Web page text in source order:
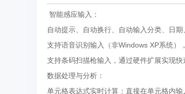
智能感应输入：
自动提示、自动换行、自动输入分类、日
支持语音识别输入（非Windows XP系统）
支持条码扫描枪输入，通过硬件扩展实现
数据处理与分析：
单元格表达式实时计算：直接在单元格内